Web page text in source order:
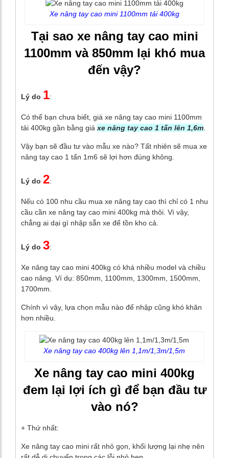
Xe nâng tay cao mini 1100mm tải 400kg
Tại sao xe nâng tay cao mini
1100mm và 850mm lại khó mua
đến vậy?
Lý do 1:
Có thể bạn chưa biết, giá xe nâng tay cao mini 1100mm
tải 400kg gần bằng giá xe nâng tay cao 1 tấn lên 1,6m
Vậy bạn sẽ đầu tư vào mẫu xe nào? Tất nhiên sẽ mua xe
nâng tay cao 1 tấn 1m6 sẽ lợi hơn đúng không.
Lý do 2:
Nếu có 100 nhu cầu mua xe nâng tay cao thì chỉ có 1 nhu
cầu cần xe nâng tay cao mini 400kg mà thôi. Vì vậy,
chẳng ai dại gì nhập sẵn xe để tồn kho cả.
Lý do 3:
Xe nâng tay cao mini 400kg có khá nhiều model và chiều
cao nâng. Ví dụ: 850mm, 1100mm, 1300mm, 1500mm,
1700mm.
Chính vì vậy, lựa chọn mẫu nào để nhập cũng khó khăn
hơn nhiều.
Xe nâng tay cao 400kg lên 1,1m/1,3m/1,5m
Xe nâng tay cao mini 400kg
đem lại lợi ích gì để bạn đầu tư
vào nó?
+ Thứ nhất:
Xe nâng tay cao mini rất nhỏ gọn, khối lượng lại nhẹ nên